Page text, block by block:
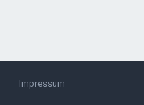
Impressum